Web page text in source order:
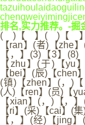
排名,实力推荐。-掘
( )【 】( )【 】(
【ran】(者)【zhe
【，】(3)【3】
【zhu】(于)【yu
【bei】(辰)【chen
(镇)【zhen】(，)
(人)【ren】(员)【
【xian】(，)【，
【ri】(采)【cai】(
【，】(经)【jing